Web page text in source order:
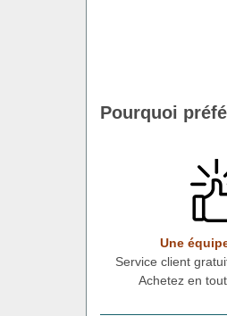
Pourquoi
Une
Service client
Achetez en